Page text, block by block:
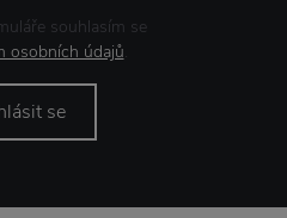
souhlasím se
osobních údajů.
se